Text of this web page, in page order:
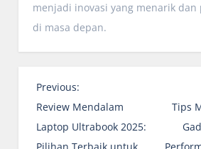
menjadi inovasi yang menarik
di masa depan.
N
a
v
i
Previous:
Review Mendalam
Laptop Ultrabook 2025:
Tips